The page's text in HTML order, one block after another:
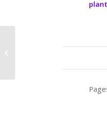
Voici ma routine anti-